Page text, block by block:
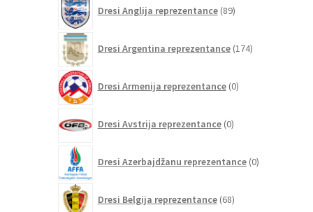
Dresi Anglija reprezentance 89izdelkov
Dresi Argentina reprezentance 174izdelkov
Dresi Armenija reprezentance 0izdelkov
Dresi Avstrija reprezentance 0izdelkov
Dresi Azerbajdžanu reprezentance 0izdelkov
Dresi Belgija reprezentance 68izdelkov